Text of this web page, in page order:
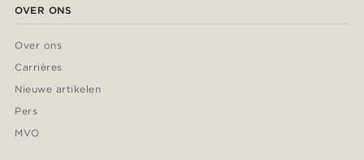
OVER ONS
Over ons
Carrières
Nieuwe artikelen
Pers
MVO